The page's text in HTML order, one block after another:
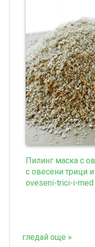
Пилинг маска с
с овесени трици
oveseni-trici-i-med
гледай още »